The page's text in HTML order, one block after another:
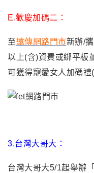
E.歡慶加碼二：
至遠傳網路門市新辦/
以上(含)資費或綁平板
可獲得寵愛女人加碼禮
3.台灣大哥大：
台灣大哥大5/1起舉辦